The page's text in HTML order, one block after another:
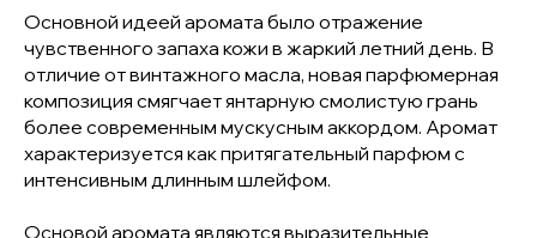
Основной идеей аромата было отражение
чувственного запаха кожи в жаркий летний день. В
отличие от винтажного масла, новая парфюмерная
композиция смягчает янтарную смолистую грань
более современным мускусным аккордом. Аромат
характеризуется как притягательный парфюм с
интенсивным длинным шлейфом.
Основой аромата являются выразительные